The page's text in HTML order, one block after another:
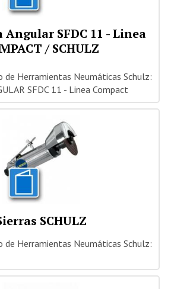
SFDC 11 - Linea
/ SCHULZ
de Herramientas Neumáticas Schulz:
SFDC 11 - Linea Compact
SCHULZ
de Herramientas Neumáticas Schulz: